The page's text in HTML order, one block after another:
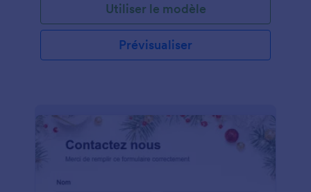
Utiliser le modèle
Prévisualiser